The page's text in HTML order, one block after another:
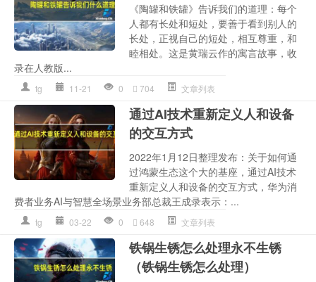
《陶罐和铁罐》告诉我们的道理：每个
人都有长处和短处，要善于看到别人的
长处，正视自己的短处，相互尊重，和
睦相处。这是黄瑞云作的寓言故事，收
录在人教版...
tg 11-21 0 704 文章列表
通过AI技术重新定义人和设备
的交互方式
2022年1月12日整理发布：关于如何通
过鸿蒙生态这个大的基座，通过AI技术
重新定义人和设备的交互方式，华为消
费者业务AI与智慧全场景业务部总裁王成录表示：...
tg 03-22 0 648 文章列表
铁锅生锈怎么处理永不生锈
（铁锅生锈怎么处理）